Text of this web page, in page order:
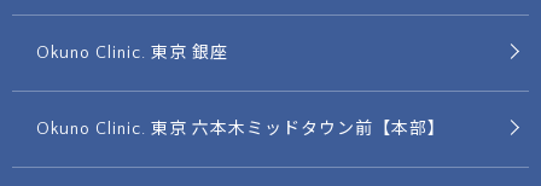
Okuno Clinic. 東京 銀座
Okuno Clinic. 東京 六本木ミッドタウン前【本部】